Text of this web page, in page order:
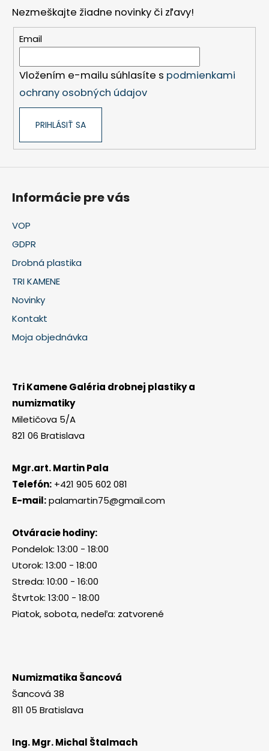
Nezmeškajte žiadne novinky či zľavy!
Email
Vložením e-mailu súhlasíte s podmienkami
ochrany osobných údajov
PRIHLÁSIŤ SA
Informácie pre vás
VOP
GDPR
Drobná plastika
TRI KAMENE
Novinky
Kontakt
Moja objednávka
Tri Kamene Galéria drobnej plastiky a
numizmatiky
Miletičova 5/A
821 06 Bratislava
Mgr.art. Martin Pala
Telefón: +421 905 602 081
E-mail:palamartin75@gmail.com
Otváracie hodiny:
Pondelok: 13:00 - 18:00
Utorok: 13:00 - 18:00
Streda: 10:00 - 16:00
Štvrtok: 13:00 - 18:00
Piatok, sobota, nedeľa: zatvorené
Numizmatika Šancová
Šancová 38
811 05 Bratislava
Ing. Mgr. Michal Štalmach